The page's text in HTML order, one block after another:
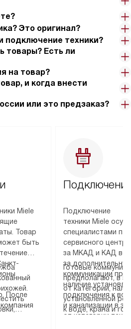
Это оригинал?
подключение техники?
товары? Есть ли
на товар?
и когда внести
или это предзаказ?
Miele
Товар
быть
После
Подключение
техники Miele
специалистами
сервисного
за МКАД и КАД
за
коммуникации
наличие
подключения к
и канализации в
от категории
Готовые
предполагают, в
от категории,
установленной
к воде, крана и